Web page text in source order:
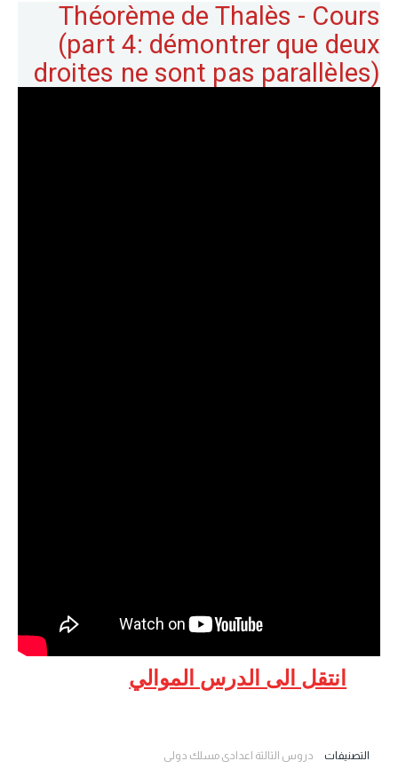
Théorème de Thalès - Cours
(part 4: démontrer que deux
droites ne sont pas parallèles)
انتقل الى الدرس الموالي
التصنيفات دروس الثالثة اعدادي مسلك دولي